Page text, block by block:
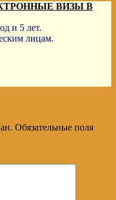
ВИЗЫ В
и 5 лет.
лицам.
Обязательные поля